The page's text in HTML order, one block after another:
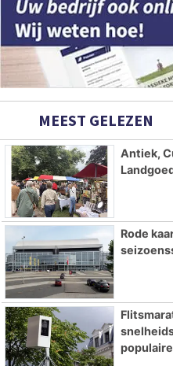
MEEST GELEZEN
Antiek,
Rode